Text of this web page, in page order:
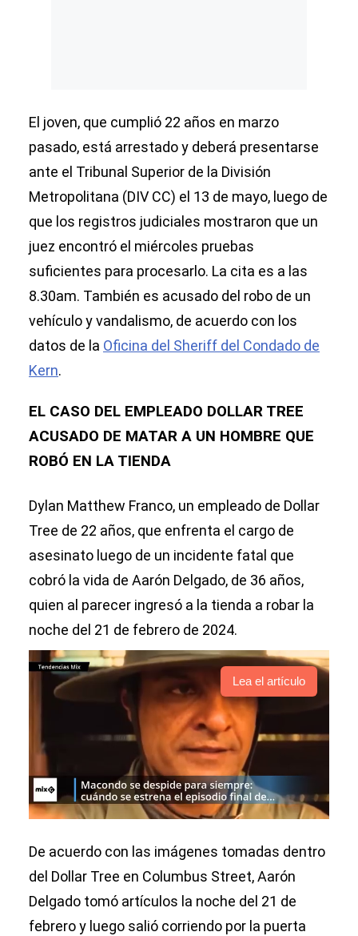
El joven, que cumplió 22 años en marzo
pasado, está arrestado y deberá presentarse
ante el Tribunal Superior de la División
Metropolitana (DIV CC) el 13 de mayo, luego de
que los registros judiciales mostraron que un
juez encontró el miércoles pruebas
suficientes para procesarlo. La cita es a las
8.30am. También es acusado del robo de un
vehículo y vandalismo, de acuerdo con los
datos de la Oficina del Sheriff del Condado de
Kern.
EL CASO DEL EMPLEADO DOLLAR TREE
ACUSADO DE MATAR A UN HOMBRE QUE
ROBÓ EN LA TIENDA
Dylan Matthew Franco, un empleado de Dollar
Tree de 22 años, que enfrenta el cargo de
asesinato luego de un incidente fatal que
cobró la vida de Aarón Delgado, de 36 años,
quien al parecer ingresó a la tienda a robar la
noche del 21 de febrero de 2024.
Lea el artículo
De acuerdo con las imágenes tomadas dentro
del Dollar Tree en Columbus Street, Aarón
Delgado tomó artículos la noche del 21 de
febrero y luego salió corriendo por la puerta